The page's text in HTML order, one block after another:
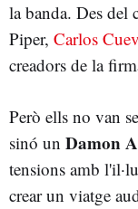
la banda. Des del
Piper, Carlos
creadors de la
Però ells no van
sinó un Damon
tensions amb
crear un viatge